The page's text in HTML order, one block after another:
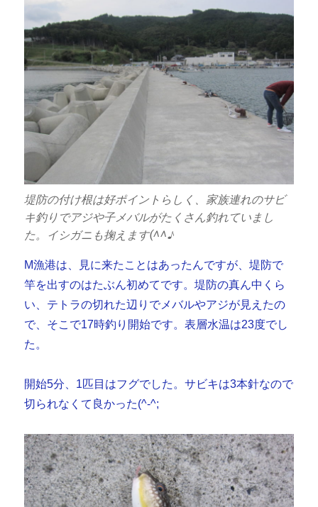
堤防の付け根は好ポイントらしく、家族連れのサビ
キ釣りでアジや子メバルがたくさん釣れていまし
た。イシガニも掬えます(^^♪
M漁港は、見に来たことはあったんですが、堤防で
竿を出すのはたぶん初めてです。堤防の真ん中くら
い、テトラの切れた辺りでメバルやアジが見えたの
で、そこで17時釣り開始です。表層水温は23度でし
た。
開始5分、1匹目はフグでした。サビキは3本針なので
切られなくて良かった(^-^;